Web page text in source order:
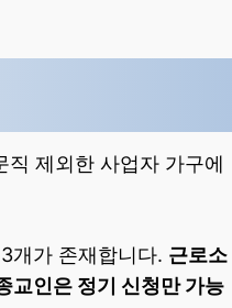
제외한 사업자 가구에
개가 존재합니다. 근로소
교인은 정기 신청만 가능